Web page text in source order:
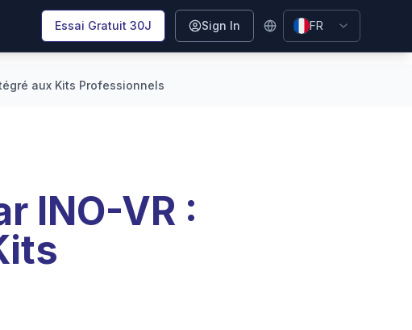
Essai Gratuit 30J Sign In FR
aux Kits Professionnels
INO-VR :